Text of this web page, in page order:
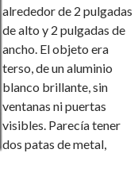
alrededor de 2 pulgadas
de alto y 2 pulgadas de
ancho. El objeto era
terso, de un aluminio
blanco brillante, sin
ventanas ni puertas
visibles. Parecía tener
dos patas de metal,